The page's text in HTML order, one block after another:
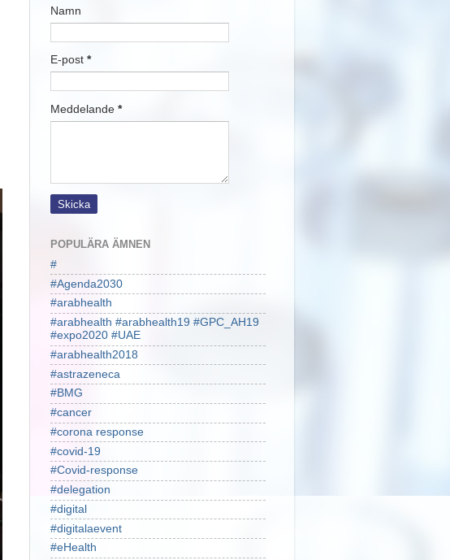
Namn
E-post *
Meddelande *
POPULÄRA ÄMNEN
#
#Agenda2030
#arabhealth
#arabhealth #arabhealth19 #GPC_AH19
#expo2020 #UAE
#arabhealth2018
#astrazeneca
#BMG
#cancer
#corona response
#covid-19
#Covid-response
#delegation
#digital
#digitalaevent
#eHealth